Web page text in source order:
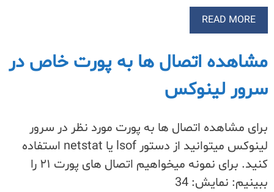
READ MORE
مشاهده اتصال ها به پورت خاص در
سرور لینوکس
برای مشاهده اتصال ها به پورت مورد نظر در سرور
لینوکس میتوانید از دستور lsof یا netstat استفاده
کنید. برای نمونه میخواهیم اتصال های پورت ۲۱ را
ببینیم: نمایش: 34